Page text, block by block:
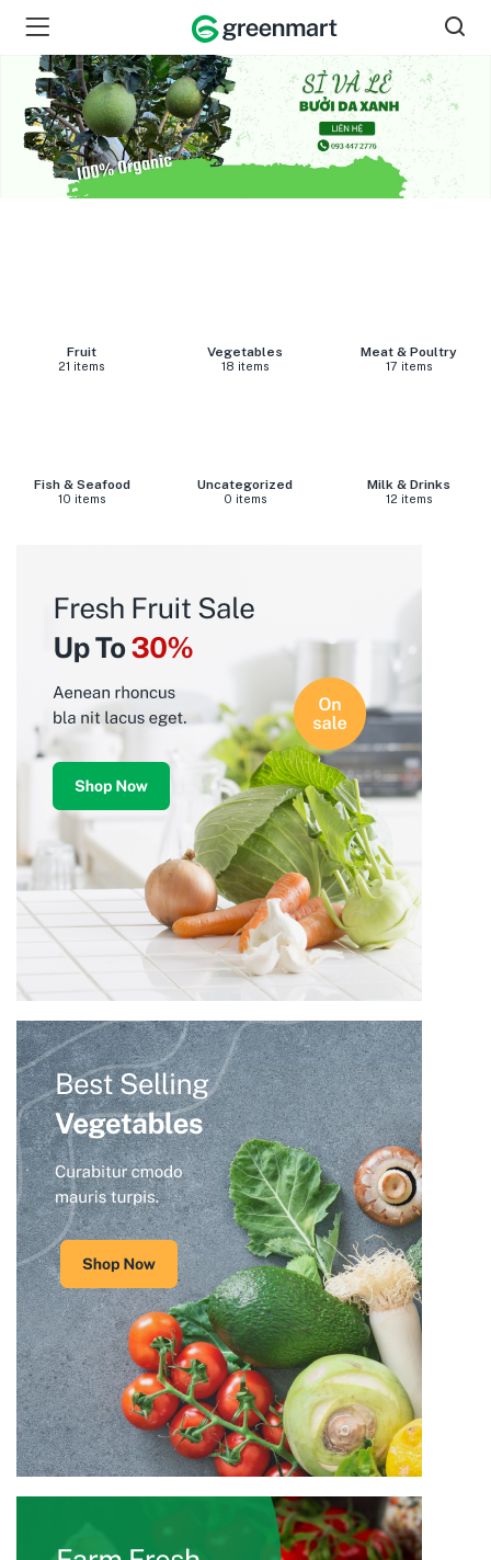
Fruit
21 items
Vegetables
18 items
Meat & Poultry
17 items
Fish & Seafood
10 items
Uncategorized
0 items
Milk & Drinks
12 items